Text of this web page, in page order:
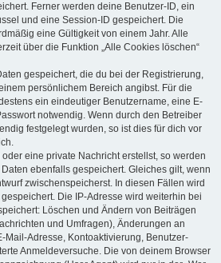
Ferner werden deine Benutzer-ID, ein
und eine Session-ID gespeichert. Die
eine Gültigkeit von einem Jahr. Alle
über die Funktion „Alle Cookies löschen“
gespeichert, die du bei der Registrierung,
persönlichem Bereich angibst. Für die
ein eindeutiger Benutzername, eine E-
notwendig. Wenn durch den Betreiber
festgelegt wurden, so ist dies für dich vor
eine private Nachricht erstellst, so werden
ebenfalls gespeichert. Gleiches gilt, wenn
zwischenspeicherst. In diesen Fällen wird
Die IP-Adresse wird weiterhin bei
Löschen und Ändern von Beiträgen
und Umfragen), Änderungen an
Mail-Adresse, Kontoaktivierung, Benutzer-
Anmeldeversuche. Die von deinem Browser